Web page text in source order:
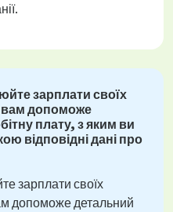
зарплати своїх
вам допоможе
плату, з яким ви
відповідні дані про
зарплати своїх
допоможе детальний